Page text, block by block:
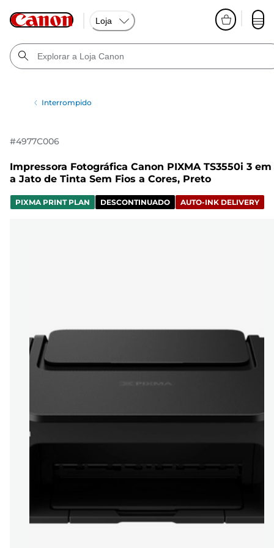
Loja
Interrompido
#4977C006
Impressora Fotográfica Canon PIXMA TS3550i 3 em
a Jato de Tinta Sem Fios a Cores, Preto
PIXMA PRINT PLAN DESCONTINUADO AUTO-INK DELIVERY